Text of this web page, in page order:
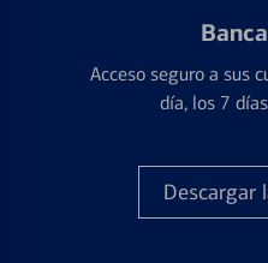
Acceso seguro a sus
día, los 7
Descargar